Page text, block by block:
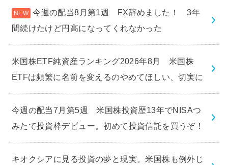
今週の配当8月第1週 FX辞めました！ 3年
間続けたけど円高になってくれなかった
米国株ETF純資産ランキング2026年8月 米国株
ETFは頻繁に名前を変えるのやめてほしい、切実に
今週の配当7月第5週 米国株投資歴13年でNISAつ
みたて投資枠デビュー。初めて投資信託を買うぞ！
キオクシアに見る投資の夢と現実。米国株も例外じ